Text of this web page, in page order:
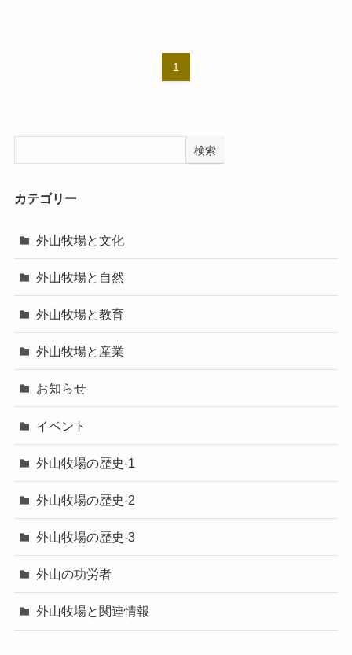
1
検索
カテゴリー
外山牧場と文化
外山牧場と自然
外山牧場と教育
外山牧場と産業
お知らせ
イベント
外山牧場の歴史-1
外山牧場の歴史-2
外山牧場の歴史-3
外山の功労者
外山牧場と関連情報